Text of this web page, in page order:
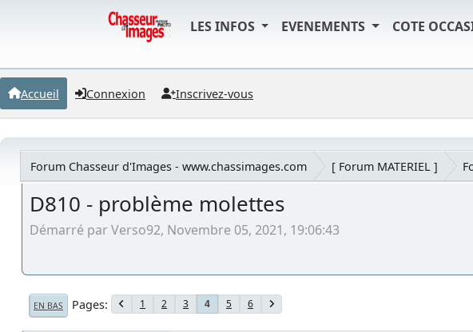
LES INFOS EVENEMENTS COTE
Accueil Connexion Inscrivez-vous
Forum Chasseur d'Images - www.chassimages.com [ Forum MATERIEL ]
D810 - problème molettes
Démarré par Verso92, Novembre 05, 2021, 19:06:43
EN BAS Pages 1 2 3 4 5 6